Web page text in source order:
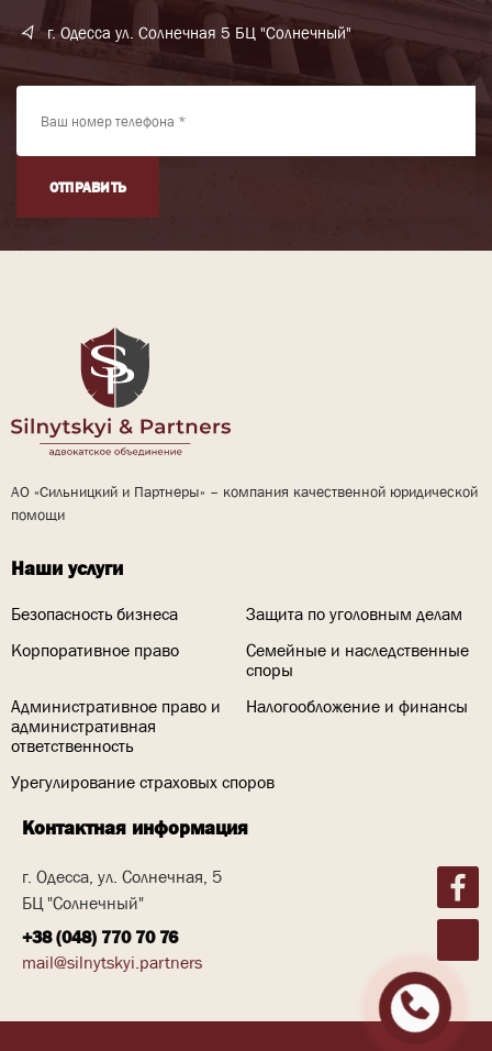
г. Одесса ул. Солнечная 5 БЦ "Солнечный"
ОТПРАВИТЬ
АО «Сильницкий и Партнеры» – компания качественной юридической
помощи
Контактная информация
г. Одесса, ул. Солнечная, 5
БЦ "Солнечный"
+38 (048) 770 70 76
mail@silnytskyi.partners
Наши услуги
Безопасность бизнеса
Защита по уголовным делам
Корпоративное право
Семейные и наследственные
споры
Административное право и
административная
ответственность
Налогообложение и финансы
Урегулирование страховых споров